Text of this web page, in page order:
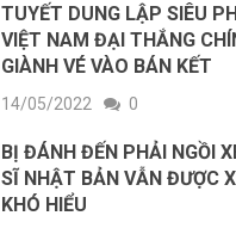
TUYẾT DUNG LẬP SIÊU
VIỆT NAM ĐẠI THẮNG
GIÀNH VÉ VÀO BÁN KẾT
14/05/2022 0
BỊ ĐÁNH ĐẾN PHẢI NGỒI
SĨ NHẬT BẢN VẪN ĐƯỢC
KHÓ HIỂU